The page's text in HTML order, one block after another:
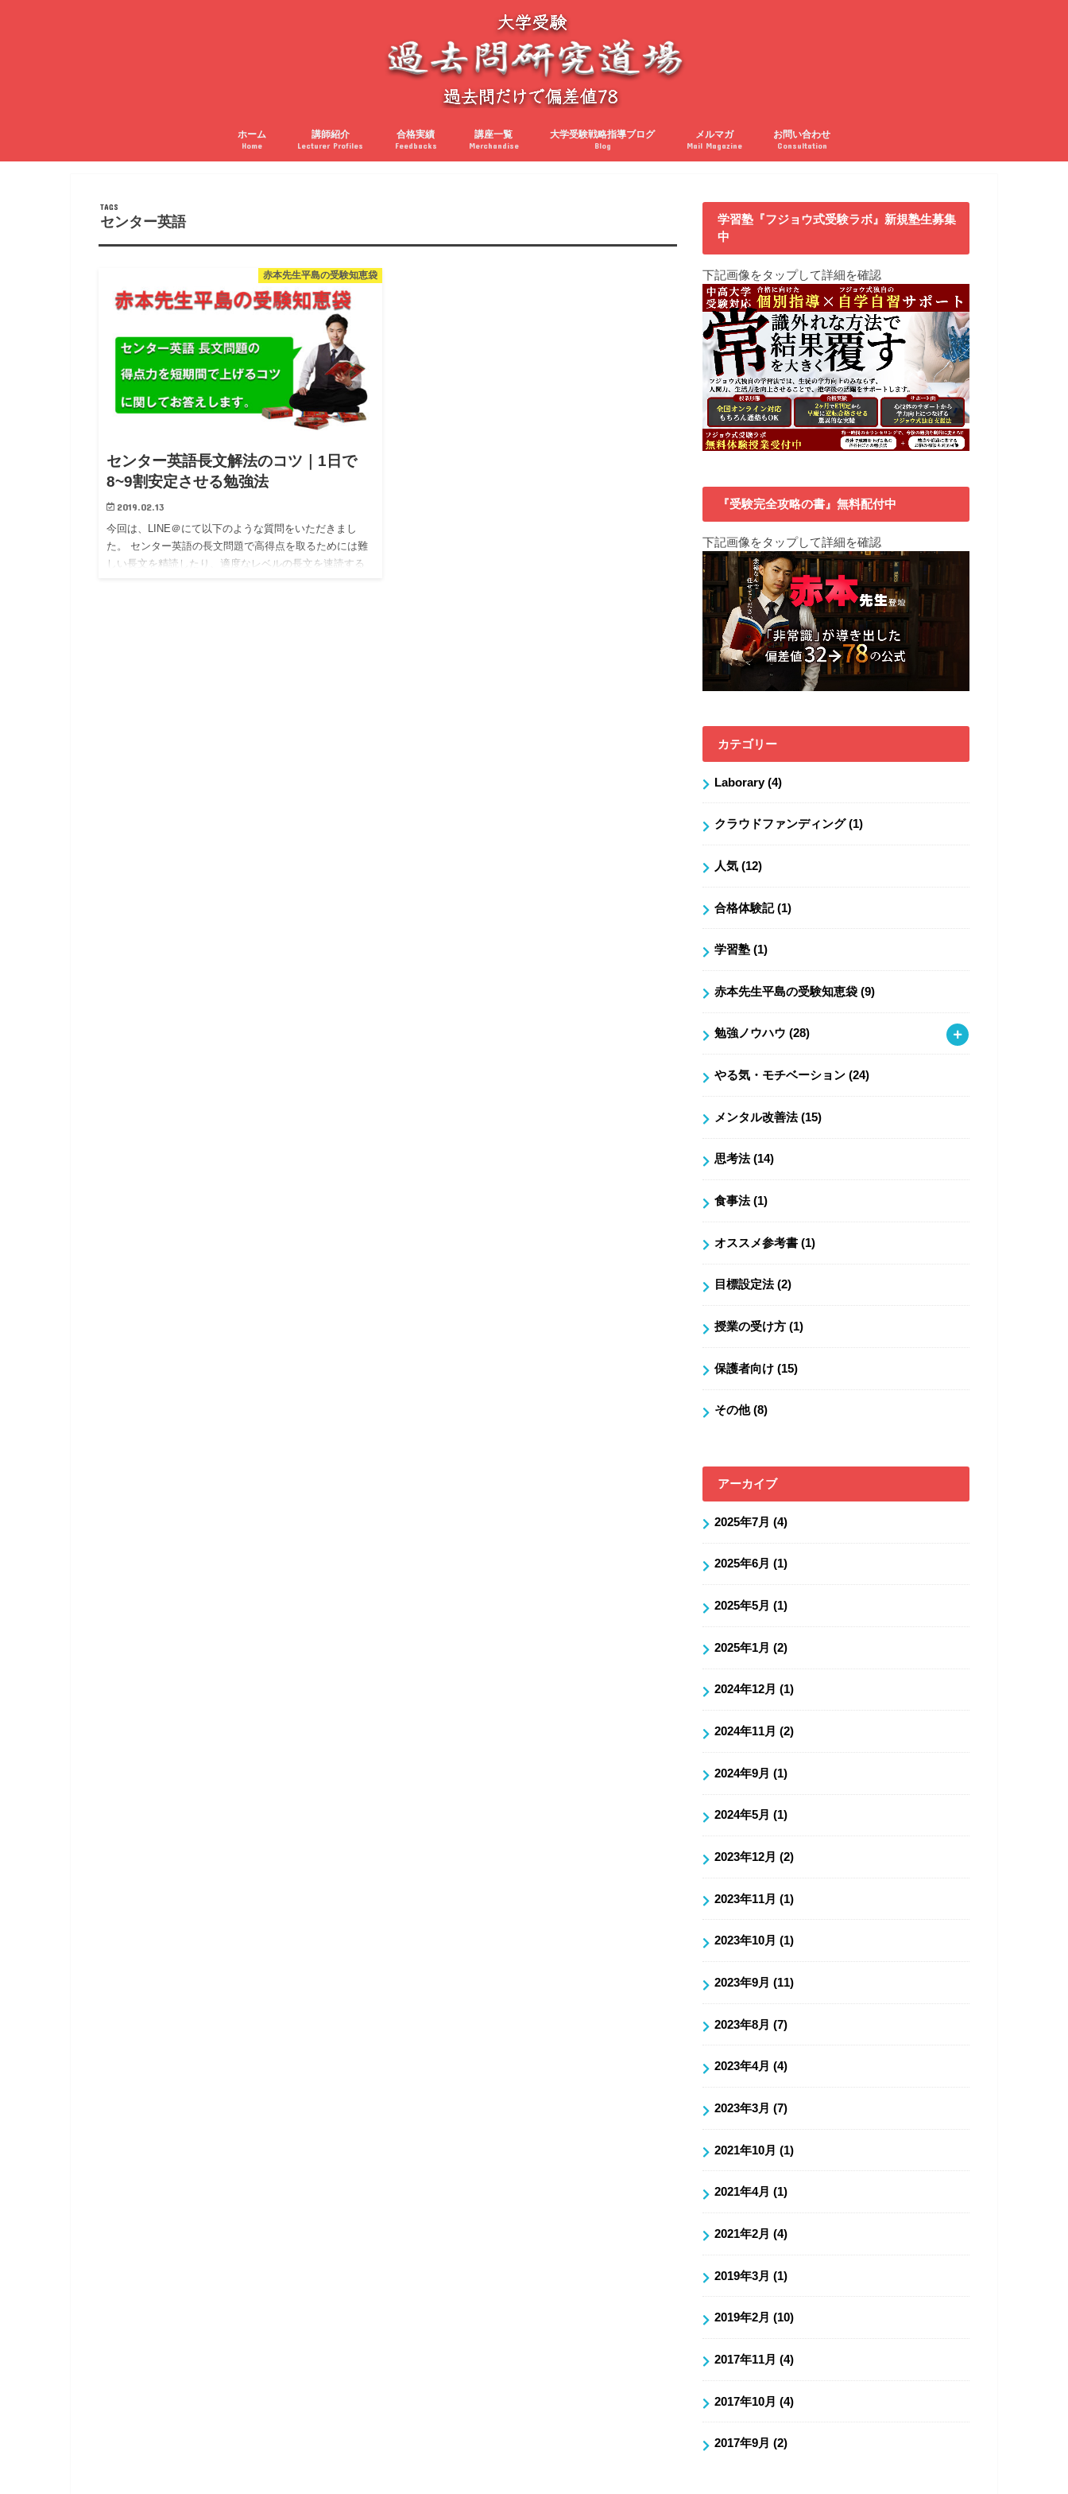
ホーム
Home
講師紹介
Lecturer Profiles
合格実績
Feedbacks
講座一覧
Merchandise
大学受験戦略指導ブログ
Blog
メルマガ
Mail Magazine
お問い合わせ
Consultation
センター英語
赤本先生平島の受験知恵袋
センター英語長文解法のコツ｜1日で
8~9割安定させる勉強法
2019.02.13
今回は、LINE＠にて以下のような質問をいただきまし
た。 センター英語の長文問題で高得点を取るためには難
しい長文を精読したり、適度なレベルの長文を速読する
学習塾『フジョウ式受験ラボ』新規塾生募集
中
下記画像をタップして詳細を確認
『受験完全攻略の書』無料配付中
下記画像をタップして詳細を確認
カテゴリー
Laborary(4)
クラウドファンディング(1)
人気 (12)
合格体験記(1)
学習塾 (1)
赤本先生平島の受験知恵袋 (9)
勉強ノウハウ (28)
やる気・モチベーション (24)
メンタル改善法(15)
思考法(14)
食事法(1)
オススメ参考書 (1)
目標設定法(2)
授業の受け方 (1)
保護者向け (15)
その他(8)
アーカイブ
2025年7月 (4)
2025年6月 (1)
2025年5月 (1)
2025年1月 (2)
2024年12月 (1)
2024年11月 (2)
2024年9月 (1)
2024年5月 (1)
2023年12月 (2)
2023年11月 (1)
2023年10月 (1)
2023年9月 (11)
2023年8月 (7)
2023年4月 (4)
2023年3月 (7)
2021年10月 (1)
2021年4月 (1)
2021年2月 (4)
2019年3月 (1)
2019年2月 (10)
2017年11月 (4)
2017年10月 (4)
2017年9月 (2)